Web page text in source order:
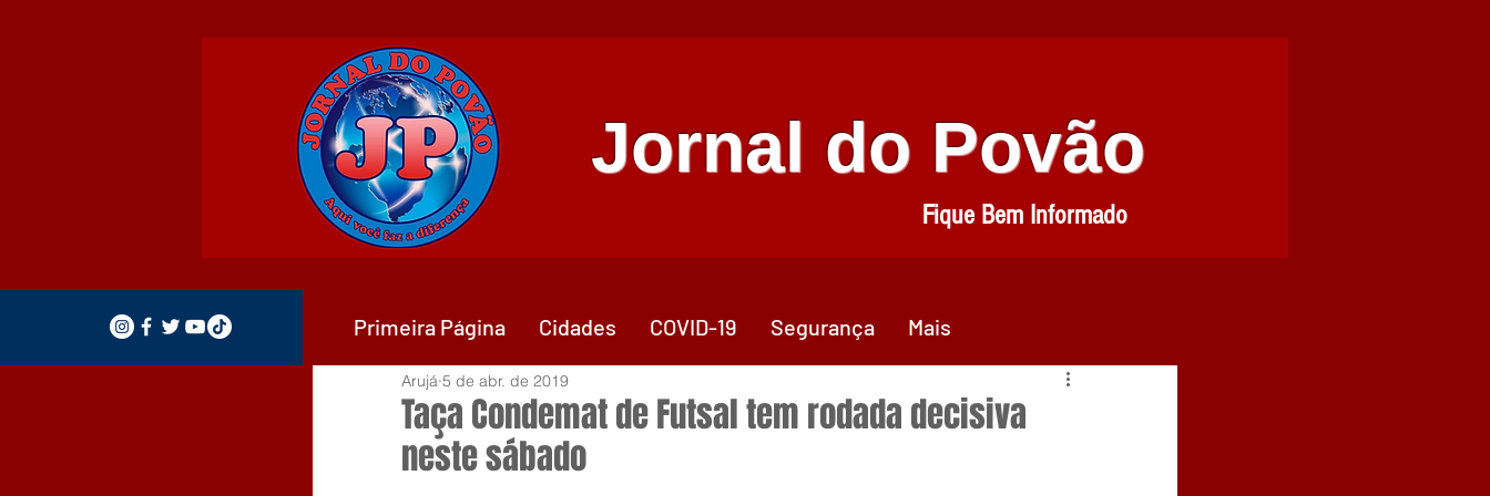
Jornal do Povão
Fique Bem Informado
Taça Condemat de Futsal tem rodada decisiva
neste sábado
Arujá 5 de abr. de 2019
Primeira Página Cidades COVID-19 Segurança Mais